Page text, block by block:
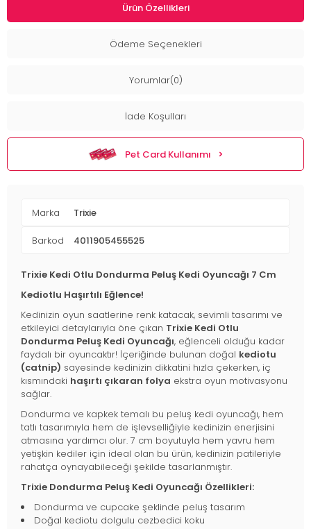
Ürün Özellikleri
Ödeme Seçenekleri
Yorumlar(0)
İade Koşulları
Pet Card Kullanımı
Marka Trixie
Barkod 4011905455525
Trixie Kedi Otlu Dondurma Peluş Kedi Oyuncağı 7 Cm
Kediotlu Haşırtılı Eğlence!
Kedinizin oyun saatlerine renk katacak, sevimli tasarımı ve
etkileyici detaylarıyla öne çıkan Trixie Kedi Otlu
Dondurma Peluş Kedi Oyuncağı, eğlenceli olduğu kadar
faydalı bir oyuncaktır! İçeriğinde bulunan doğal kediotu
(catnip) sayesinde kedinizin dikkatini hızla çekerken, iç
kısmındaki haşırtı çıkaran folya ekstra oyun motivasyonu
sağlar.
Dondurma ve kapkek temalı bu peluş kedi oyuncağı, hem
tatlı tasarımıyla hem de işlevselliğiyle kedinizin enerjisini
atmasına yardımcı olur. 7 cm boyutuyla hem yavru hem
yetişkin kediler için ideal olan bu ürün, kedinizin patileriyle
rahatça oynayabileceği şekilde tasarlanmıştır.
Trixie Dondurma Peluş Kedi Oyuncağı Özellikleri:
Dondurma ve cupcake şeklinde peluş tasarım
Doğal kediotu dolgulu cezbedici koku